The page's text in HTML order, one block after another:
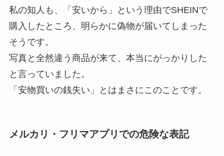
私の知人も、「安いから」という理由でSHEINで
購入したところ、明らかに偽物が届いてしまった
そうです。
写真と全然違う商品が来て、本当にがっかりした
と言っていました。
「安物買いの銭失い」とはまさにこのことです。
メルカリ・フリマアプリでの危険な表記